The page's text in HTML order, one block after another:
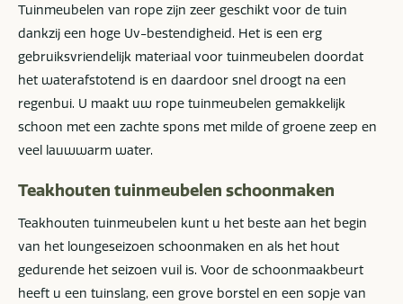
Tuinmeubelen van rope zijn zeer geschikt voor de tuin
dankzij een hoge Uv-bestendigheid. Het is een erg
gebruiksvriendelijk materiaal voor tuinmeubelen doordat
het waterafstotend is en daardoor snel droogt na een
regenbui. U maakt uw rope tuinmeubelen gemakkelijk
schoon met een zachte spons met milde of groene zeep en
veel lauwwarm water.
Teakhouten tuinmeubelen schoonmaken
Teakhouten tuinmeubelen kunt u het beste aan het begin
van het loungeseizoen schoonmaken en als het hout
gedurende het seizoen vuil is. Voor de schoonmaakbeurt
heeft u een tuinslang, een grove borstel en een sopje van